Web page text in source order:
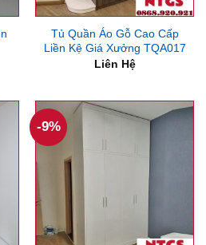
Tủ Quần Áo Gỗ Cao Cấp
Liền Kệ Giá Xưởng TQA017
Liên Hệ
-9%